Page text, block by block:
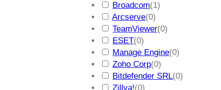
Broadcom(1)
Arcserve(0)
TeamViewer(0)
ESET(0)
Manage Engine(0)
Zoho Corp(0)
Bitdefender SRL(0)
Zillya!(0)